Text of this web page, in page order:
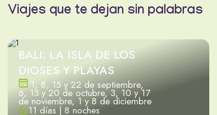
Viajes que te dejan sin palabras
BALI: LA ISLA DE LOS
DIOSES Y PLAYAS
1, 8, 15 y 22 de septiembre,
6, 13 y 20 de octubre, 3, 10 y 17
de noviembre, 1 y 8 de diciembre
11 días | 8 noches